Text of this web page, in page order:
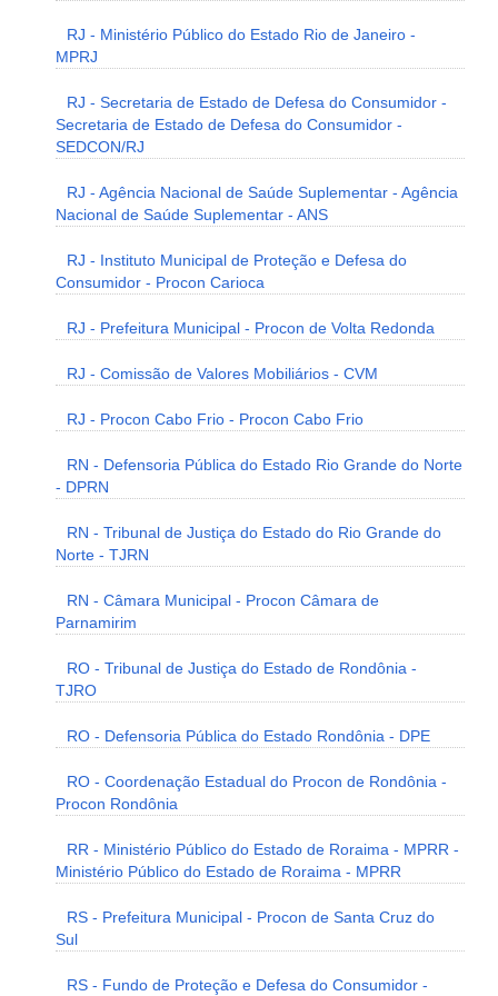
RJ - Ministério Público do Estado Rio de Janeiro -
MPRJ
RJ - Secretaria de Estado de Defesa do Consumidor -
Secretaria de Estado de Defesa do Consumidor -
SEDCON/RJ
RJ - Agência Nacional de Saúde Suplementar - Agência
Nacional de Saúde Suplementar - ANS
RJ - Instituto Municipal de Proteção e Defesa do
Consumidor - Procon Carioca
RJ - Prefeitura Municipal - Procon de Volta Redonda
RJ - Comissão de Valores Mobiliários - CVM
RJ - Procon Cabo Frio - Procon Cabo Frio
RN - Defensoria Pública do Estado Rio Grande do Norte
- DPRN
RN - Tribunal de Justiça do Estado do Rio Grande do
Norte - TJRN
RN - Câmara Municipal - Procon Câmara de
Parnamirim
RO - Tribunal de Justiça do Estado de Rondônia -
TJRO
RO - Defensoria Pública do Estado Rondônia - DPE
RO - Coordenação Estadual do Procon de Rondônia -
Procon Rondônia
RR - Ministério Público do Estado de Roraima - MPRR -
Ministério Público do Estado de Roraima - MPRR
RS - Prefeitura Municipal - Procon de Santa Cruz do
Sul
RS - Fundo de Proteção e Defesa do Consumidor -